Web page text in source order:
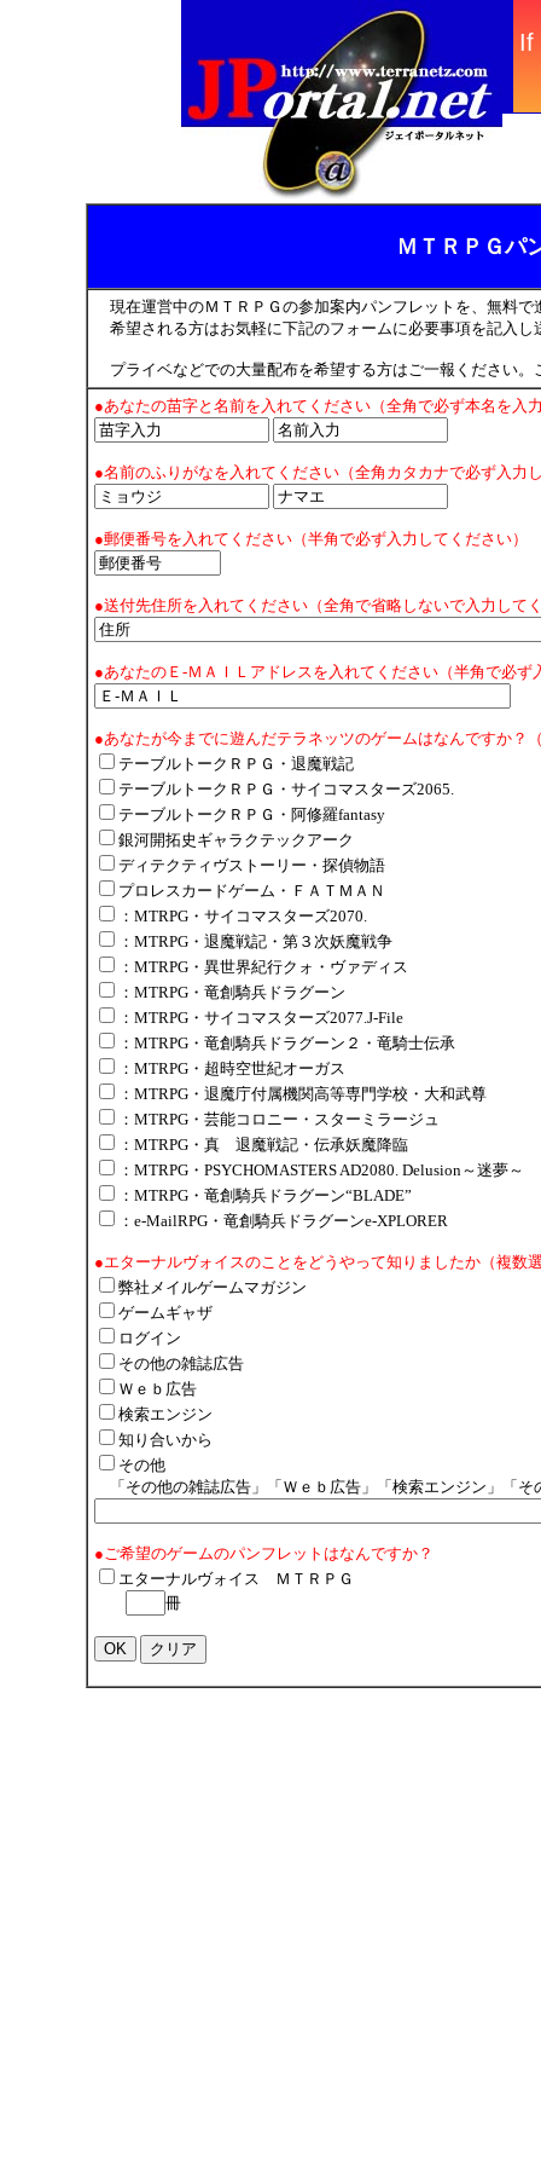
ＭＴＲＰＧパ
現在運営中のＭＴＲＰＧの参加案内パンフレットを、無料で
希望される方はお気軽に下記のフォームに必要事項を記入し
プライベなどでの大量配布を希望する方はご一報ください。
●あなたの苗字と名前を入れてください（全角で必ず本名を入
●名前のふりがなを入れてください（全角カタカナで必ず入力
●郵便番号を入れてください（半角で必ず入力してください）
●送付先住所を入れてください（全角で省略しないで入力して
●あなたのＥ-ＭＡＩＬアドレスを入れてください（半角で必ず
●あなたが今までに遊んだテラネッツのゲームはなんですか？
テーブルトークＲＰＧ・退魔戦記
テーブルトークＲＰＧ・サイコマスターズ2065.
テーブルトークＲＰＧ・阿修羅fantasy
銀河開拓史ギャラクテックアーク
ディテクティヴストーリー・探偵物語
プロレスカードゲーム・ＦＡＴＭＡＮ
：MTRPG・サイコマスターズ2070.
：MTRPG・退魔戦記・第３次妖魔戦争
：MTRPG・異世界紀行クォ・ヴァディス
：MTRPG・竜創騎兵ドラグーン
：MTRPG・サイコマスターズ2077.J-File
：MTRPG・竜創騎兵ドラグーン２・竜騎士伝承
：MTRPG・超時空世紀オーガス
：MTRPG・退魔庁付属機関高等専門学校・大和武尊
：MTRPG・芸能コロニー・スターミラージュ
：MTRPG・真 退魔戦記・伝承妖魔降臨
：MTRPG・PSYCHOMASTERS AD2080. Delusion～迷夢～
：MTRPG・竜創騎兵ドラグーン“BLADE”
：e-MailRPG・竜創騎兵ドラグーンe-XPLORER
●エターナルヴォイスのことをどうやって知りましたか（複数
弊社メイルゲームマガジン
ゲームギャザ
ログイン
その他の雑誌広告
Ｗｅｂ広告
検索エンジン
知り合いから
その他
「その他の雑誌広告」「Ｗｅｂ広告」「検索エンジン」「
●ご希望のゲームのパンフレットはなんですか？
エターナルヴォイス ＭＴＲＰＧ
冊